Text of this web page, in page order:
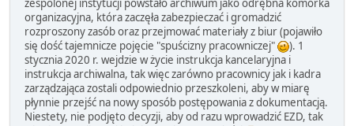
zespolonej instytucji powstało archiwum jako odrębna komórka
organizacyjna, która zaczęła zabezpieczać i gromadzić
rozproszony zasób oraz przejmować materiały z biur (pojawiło
się dość tajemnicze pojęcie "spuścizny pracowniczej"
). 1
stycznia 2020 r. wejdzie w życie instrukcja kancelaryjna i
instrukcja archiwalna, tak więc zarówno pracownicy jak i kadra
zarządzająca zostali odpowiednio przeszkoleni, aby w miarę
płynnie przejść na nowy sposób postępowania z dokumentacją.
Niestety, nie podjęto decyzji, aby od razu wprowadzić EZD, tak